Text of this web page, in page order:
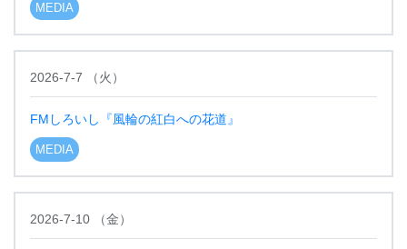
MEDIA
2026-7-7 （火 ）
FMしろいし『風輪の紅白への花道』
MEDIA
2026-7-10 （金）